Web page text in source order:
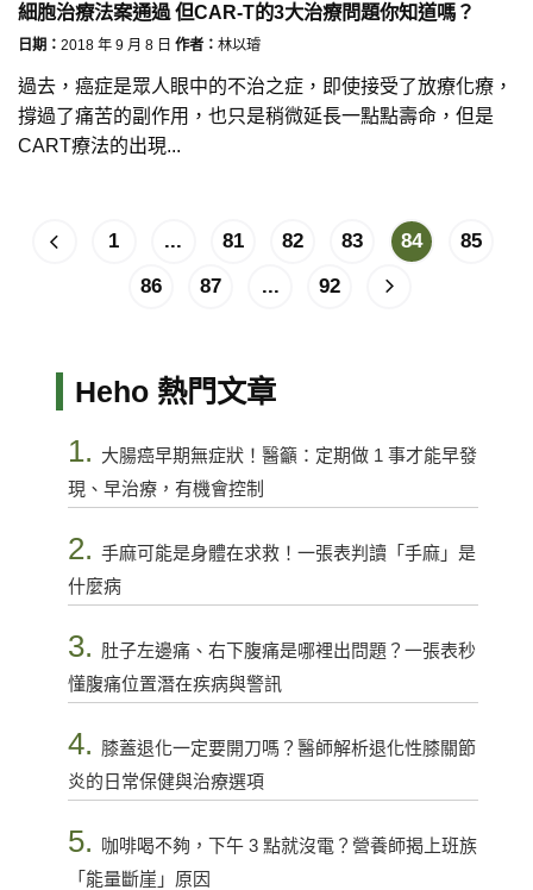
細胞治療法案通過 但CAR-T的3大治療問題你知道嗎？
日期： 2018 年 9 月 8 日 作者： 林以璿
過去，癌症是眾人眼中的不治之症，即使接受了放療化療，
撐過了痛苦的副作用，也只是稍微延長一點點壽命，但是
CART療法的出現...
1 ... 81 82 83 84
85
86
87 ... 92
Heho 熱門文章
1. 大腸癌早期無症狀！醫籲：定期做 1 事才能早發
現、早治療，有機會控制
2. 手麻可能是身體在求救！一張表判讀「手麻」是
什麼病
3. 肚子左邊痛、右下腹痛是哪裡出問題？一張表秒
懂腹痛位置潛在疾病與警訊
4. 膝蓋退化一定要開刀嗎？醫師解析退化性膝關節
炎的日常保健與治療選項
5.
咖啡喝不夠，下午 3 點就沒電？營養師揭上班族
「能量斷崖」原因